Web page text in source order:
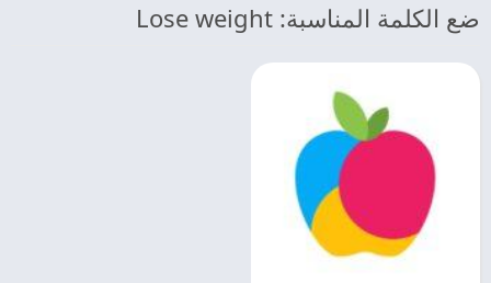
ضع الكلمة المناسبة: Lose weight